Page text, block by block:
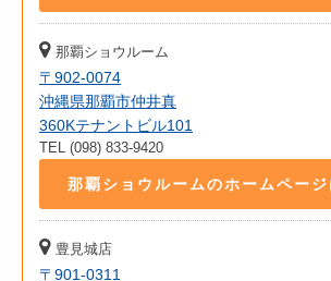
那覇ショウルーム
〒902-0074
沖縄県那覇市仲井真
360Kテナントビル101
TEL (098) 833-9420
那覇ショウルームのホームページ
豊見城店
〒901-0311